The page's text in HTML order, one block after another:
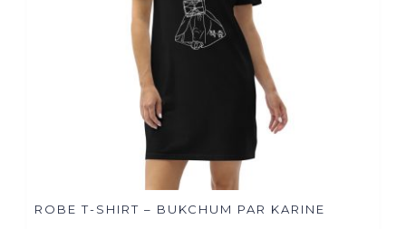
ROBE T-SHIRT – BUKCHUM PAR KARINE